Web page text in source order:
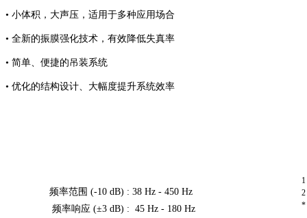
• 小体积，大声压，适用于多种应用场合
• 全新的振膜强化技术，有效降低失真率
• 简单、便捷的吊装系统
• 优化的结构设计、大幅度提升系统效率
频率范围 (-10 dB) : 38 Hz - 450 Hz
频率响应 (±3 dB) : 45 Hz - 180 Hz
*